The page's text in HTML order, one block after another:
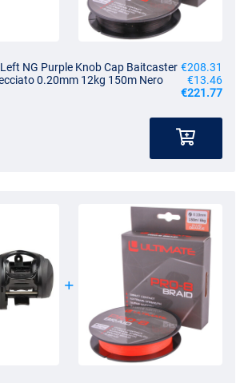
NG Purple Knob Cap Baitcaster €208.31
0.20mm 12kg 150m Nero
€13.46
€221.77